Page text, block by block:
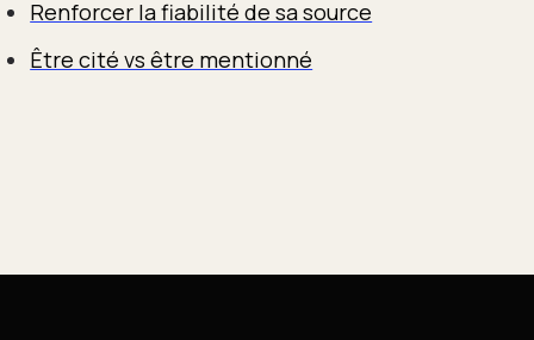
Renforcer la fiabilité de sa source
Être cité vs être mentionné